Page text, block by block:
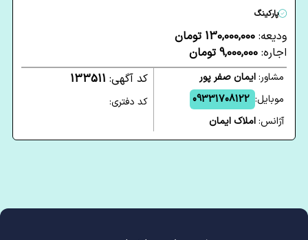
پارکینگ
ودیعه: 130,000,000 تومان
اجاره: 9,000,000 تومان
مشاور:ایمان صفر پور
موبایل: 09331708122
آژانس:املاک ایمان
کد آگهی: 133511
کد دفتری: